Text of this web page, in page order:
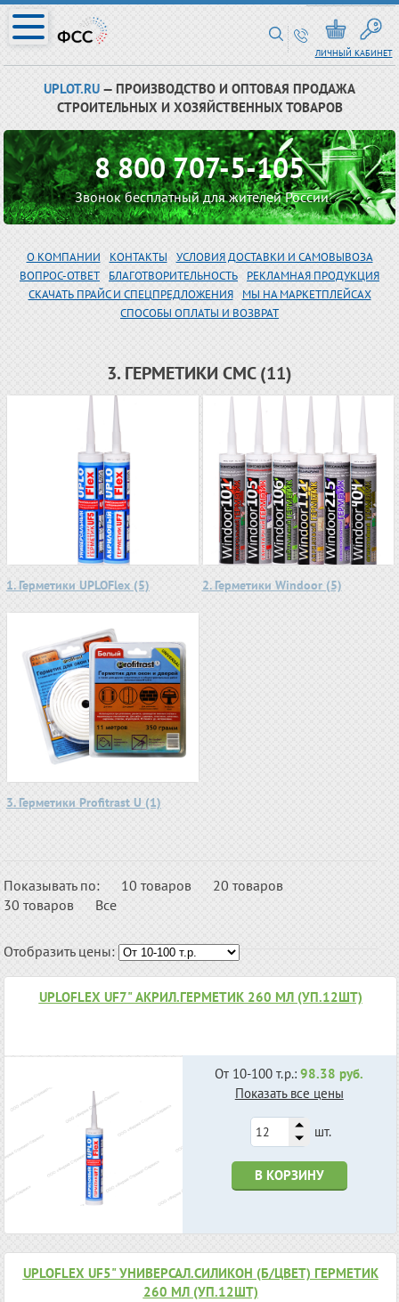
ЛИЧНЫЙ КАБИНЕТ
UPLOT.RU — ПРОИЗВОДСТВО И ОПТОВАЯ ПРОДАЖА
СТРОИТЕЛЬНЫХ И ХОЗЯЙСТВЕННЫХ ТОВАРОВ
8 800 707-5-105
Звонок бесплатный для жителей России
О КОМПАНИИ КОНТАКТЫ
УСЛОВИЯ ДОСТАВКИ И САМОВЫВОЗА
ВОПРОС-ОТВЕТ
БЛАГОТВОРИТЕЛЬНОСТЬ
РЕКЛАМНАЯ ПРОДУКЦИЯ
СКАЧАТЬ ПРАЙС И СПЕЦПРЕДЛОЖЕНИЯ
МЫ НА МАРКЕТПЛЕЙСАХ
СПОСОБЫ ОПЛАТЫ И ВОЗВРАТ
3. ГЕРМЕТИКИ СМС (11)
1. Герметики UPLOFlex (5) 2. Герметики Windoor (5)
3. Герметики Profitrast U (1)
Показывать по: 10 товаров
20 товаров
30 товаров
Все
Отобразить цены:
UPLOFLEX UF7" АКРИЛ.ГЕРМЕТИК 260 МЛ (УП.12ШТ)
От 10-100 т.р.:98.38 руб.
Показать все цены
шт.
В КОРЗИНУ
UPLOFLEX UF5" УНИВЕРСАЛ.СИЛИКОН (Б/ЦВЕТ) ГЕРМЕТИК
260 МЛ (УП.12ШТ)